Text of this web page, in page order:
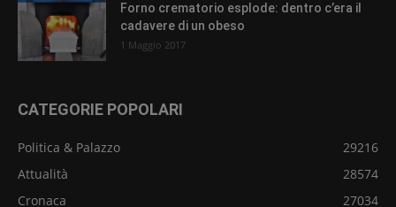
Forno crematorio esplode: dentro c’era il
cadavere di un obeso
1 Maggio 2017
CATEGORIE POPOLARI
Politica & Palazzo
29216
Attualità
28574
Cronaca
27034